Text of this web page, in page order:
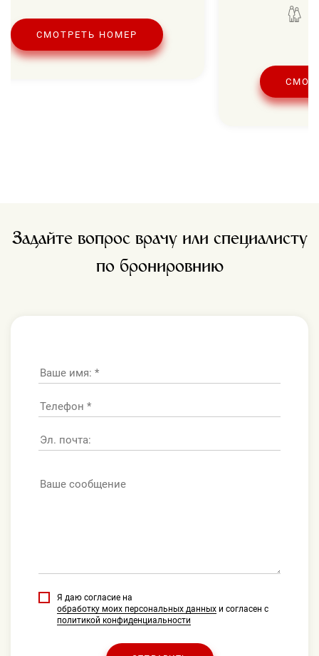
СМОТРЕТЬ НОМЕР
Задайте вопрос врачу или специалисту
по бронировнию
Я даю согласие на
обработку моих персональных данных и согласен с
политикой конфиденциальности